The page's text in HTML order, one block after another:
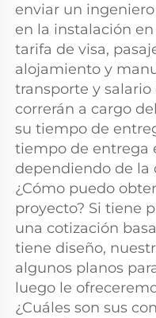
enviar un
en la instalación
tarifa de visa,
alojamiento y
transporte y salario
correrán a cargo
su tiempo de
tiempo de entrega
dependiendo de la
¿Cómo puedo
proyecto? Si tiene
una cotización
tiene diseño,
algunos planos
luego le
¿Cuáles son sus